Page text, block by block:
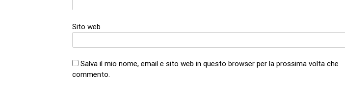
Sito web
Salva il mio nome, email e sito web in questo browser per la prossima volta che
commento.